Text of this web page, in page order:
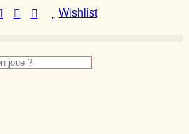
Wishlist